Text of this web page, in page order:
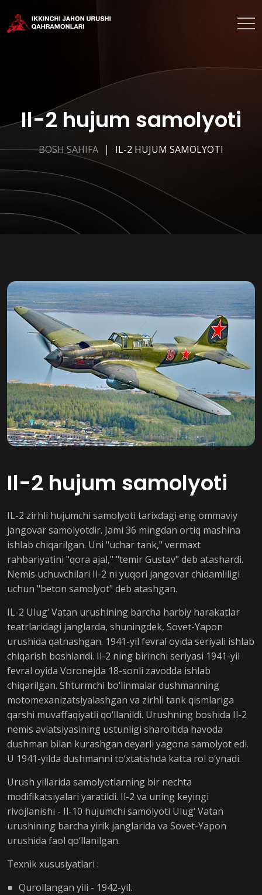
Il-2 hujum samolyoti
BOSH SAHIFA IL-2 HUJUM SAMOLYOTI
Il-2 hujum samolyoti
IL-2 zirhli hujumchi samolyoti tarixdagi eng ommaviy
jangovar samolyotdir. Jami 36 mingdan ortiq mashina
ishlab chiqarilgan. Uni "uchar tank," vermaxt
rahbariyatini "qora ajal," "temir Gustav" deb atashardi.
Nemis uchuvchilari Il-2 ni yuqori jangovar chidamliligi
uchun "beton samolyot" deb atashgan.
IL-2 Ulug‘ Vatan urushining barcha harbiy harakatlar
teatrlaridagi janglarda, shuningdek, Sovet-Yapon
urushida qatnashgan. 1941-yil fevral oyida seriyali ishlab
chiqarish boshlandi. Il-2 ning birinchi seriyasi 1941-yil
fevral oyida Voronejda 18-sonli zavodda ishlab
chiqarilgan. Shturmchi bo‘linmalar dushmanning
motomexanizatsiyalashgan va zirhli tank qismlariga
qarshi muvaffaqiyatli qo‘llanildi. Urushning boshida Il-2
nemis aviatsiyasining ustunligi sharoitida havoda
dushman bilan kurashgan deyarli yagona samolyot edi.
U 1941-yilda dushmanni to‘xtatishda katta rol o‘ynadi.
Urush yillarida samolyotlarning bir nechta
modifikatsiyalari yaratildi. Il-2 va uning keyingi
rivojlanishi - Il-10 hujumchi samolyoti Ulug‘ Vatan
urushining barcha yirik janglarida va Sovet-Yapon
urushida faol qo‘llanilgan.
Texnik xususiyatlari :
Qurollangan yili - 1942-yil.